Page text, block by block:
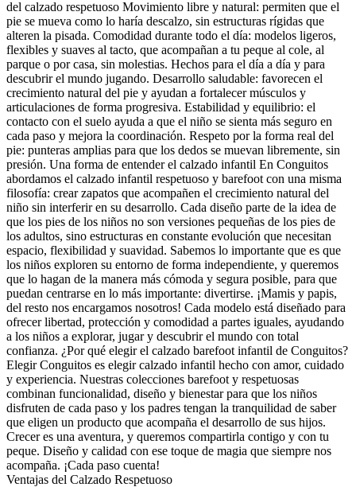
del calzado respetuoso Movimiento libre y natural: permiten que el
pie se mueva como lo haría descalzo, sin estructuras rígidas que
alteren la pisada. Comodidad durante todo el día: modelos ligeros,
flexibles y suaves al tacto, que acompañan a tu peque al cole, al
parque o por casa, sin molestias. Hechos para el día a día y para
descubrir el mundo jugando. Desarrollo saludable: favorecen el
crecimiento natural del pie y ayudan a fortalecer músculos y
articulaciones de forma progresiva. Estabilidad y equilibrio: el
contacto con el suelo ayuda a que el niño se sienta más seguro en
cada paso y mejora la coordinación. Respeto por la forma real del
pie: punteras amplias para que los dedos se muevan libremente, sin
presión. Una forma de entender el calzado infantil En Conguitos
abordamos el calzado infantil respetuoso y barefoot con una misma
filosofía: crear zapatos que acompañen el crecimiento natural del
niño sin interferir en su desarrollo. Cada diseño parte de la idea de
que los pies de los niños no son versiones pequeñas de los pies de
los adultos, sino estructuras en constante evolución que necesitan
espacio, flexibilidad y suavidad. Sabemos lo importante que es que
los niños exploren su entorno de forma independiente, y queremos
que lo hagan de la manera más cómoda y segura posible, para que
puedan centrarse en lo más importante: divertirse. ¡Mamis y papis,
del resto nos encargamos nosotros! Cada modelo está diseñado para
ofrecer libertad, protección y comodidad a partes iguales, ayudando
a los niños a explorar, jugar y descubrir el mundo con total
confianza. ¿Por qué elegir el calzado barefoot infantil de Conguitos?
Elegir Conguitos es elegir calzado infantil hecho con amor, cuidado
y experiencia. Nuestras colecciones barefoot y respetuosas
combinan funcionalidad, diseño y bienestar para que los niños
disfruten de cada paso y los padres tengan la tranquilidad de saber
que eligen un producto que acompaña el desarrollo de sus hijos.
Crecer es una aventura, y queremos compartirla contigo y con tu
peque. Diseño y calidad con ese toque de magia que siempre nos
acompaña. ¡Cada paso cuenta!
Ventajas del Calzado Respetuoso